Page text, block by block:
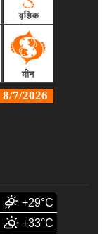
+29°C
+33°C